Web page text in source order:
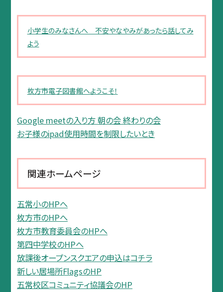
小学生のみなさんへ 不安やなやみがあったら話してみ
よう
枚方市電子図書館へようこそ！
Google meetの入り方 朝の会 終わりの会
お子様のipad使用時間を制限したいとき
関連ホームページ
五常小のHPへ
枚方市のHPへ
枚方市教育委員会のHPへ
第四中学校のHPへ
放課後オープンスクエアの申込はコチラ
新しい居場所FlagsのHP
五常校区コミュニティ協議会のHP